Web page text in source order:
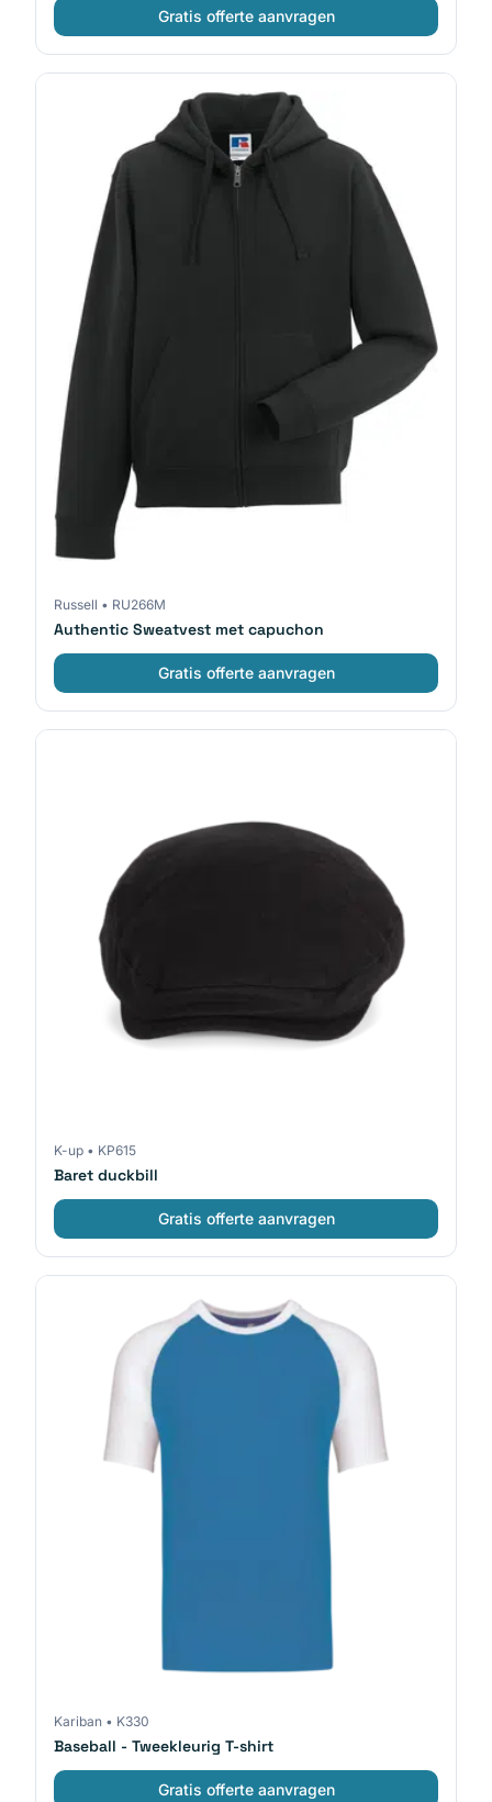
Gratis offerte aanvragen
Russell • RU266M
Authentic Sweatvest met capuchon
Gratis offerte aanvragen
K-up • KP615
Baret duckbill
Gratis offerte aanvragen
Kariban • K330
Baseball - Tweekleurig T-shirt
Gratis offerte aanvragen